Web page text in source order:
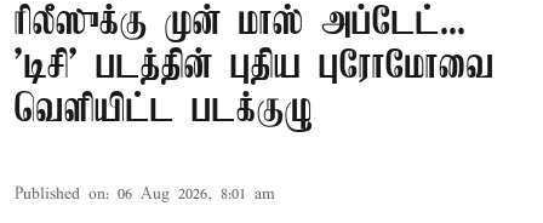
ரிலீஸுக்கு முன் மாஸ் அப்டேட்...
'டிசி' படத்தின் புதிய புரோமோவை
வெளியிட்ட படக்குழு
Published on: 06 Aug 2026, 8:01 am